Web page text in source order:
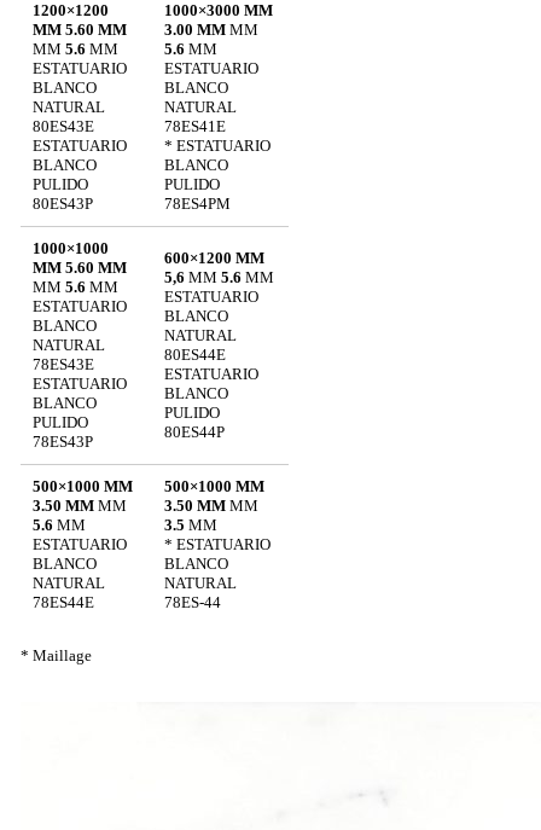
1200×1200
MM 5.60 MM
MM 5.6 MM
ESTATUARIO
BLANCO
NATURAL
80ES43E
ESTATUARIO
BLANCO
PULIDO
80ES43P
1000×3000 MM
3.00 MMMM
5.6 MM
ESTATUARIO
BLANCO
NATURAL
78ES41E
* ESTATUARIO
BLANCO
PULIDO
78ES4PM
1000×1000
MM 5.60 MM
MM 5.6 MM
ESTATUARIO
BLANCO
NATURAL
78ES43E
ESTATUARIO
BLANCO
PULIDO
78ES43P
600×1200 MM
5,6 MM 5.6 MM
ESTATUARIO
BLANCO
NATURAL
80ES44E
ESTATUARIO
BLANCO
PULIDO
80ES44P
500×1000 MM
3.50 MMMM
5.6 MM
ESTATUARIO
BLANCO
NATURAL
78ES44E
500×1000 MM
3.50 MMMM
3.5 MM
* ESTATUARIO
BLANCO
NATURAL
78ES-44
* Maillage